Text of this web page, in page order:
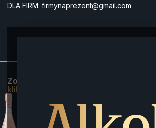
DLA FIRM: firmynaprezent@gmail.com
Zobacz naszą ofertę świąteczną dla
kliknij tutaj.
*większość zamówień